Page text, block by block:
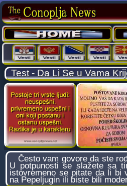
Test - Da Li Se u Vama
Često vam govore da ste
U potpunosti se slažete sa
istovremeno se pitate da li bi
na Pepeljugin ili biste bili